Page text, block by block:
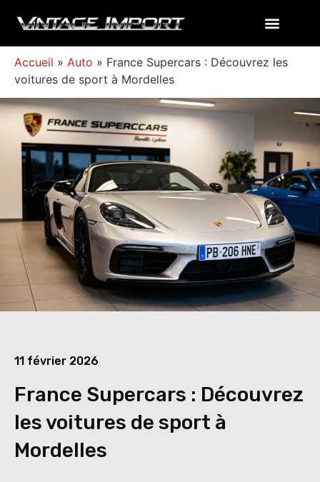
Accueil » Auto » France Supercars : Découvrez les
voitures de sport à Mordelles
11 février 2026
France Supercars : Découvrez
les voitures de sport à
Mordelles